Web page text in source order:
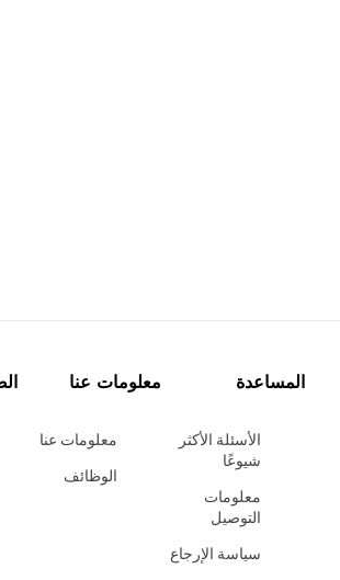
المساعدة
الأسئلة الأكثر
شيوعًا
معلومات
التوصيل
سياسة الإرجاع
معلومات عنا
معلومات عنا
الوظائف